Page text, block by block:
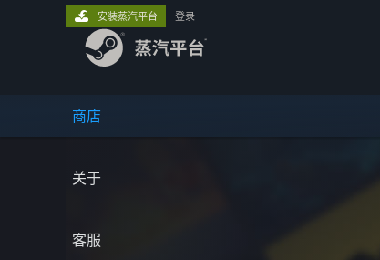
商店
关于
客服
安装蒸汽平台 登录